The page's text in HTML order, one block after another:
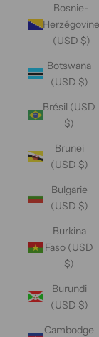
Bosnie-
Herzégovine
(USD $)
Botswana
(USD $)
Brésil (USD
$)
Brunei
(USD $)
Bulgarie
(USD $)
Burkina
Faso (USD
$)
Burundi
(USD $)
Cambodge